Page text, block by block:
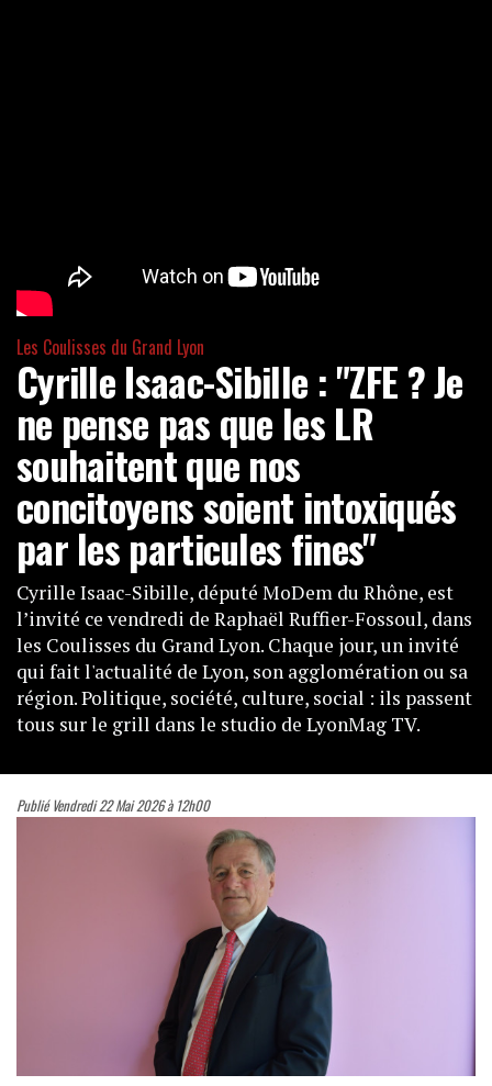
Les Coulisses du Grand Lyon
Cyrille Isaac-Sibille : "ZFE ? Je
ne pense pas que les LR
souhaitent que nos
concitoyens soient intoxiqués
par les particules fines"
Cyrille Isaac-Sibille, député MoDem du Rhône, est
l’invité ce vendredi de Raphaël Ruffier-Fossoul, dans
les Coulisses du Grand Lyon. Chaque jour, un invité
qui fait l'actualité de Lyon, son agglomération ou sa
région. Politique, société, culture, social : ils passent
tous sur le grill dans le studio de LyonMag TV.
Publié Vendredi 22 Mai 2026 à 12h00